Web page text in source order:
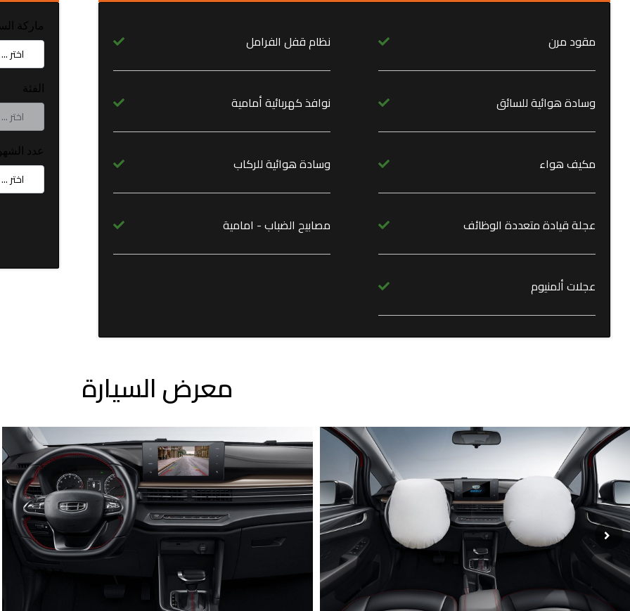
مقود مرن نظام قفل الفرامل
وسادة هوائية للسائق نوافذ كهربائية أمامية
مكيف هواء وسادة هوائية للركاب
عجلة قيادة متعددة الوظائف مصابيح الضباب - امامية
عجلات ألمنيوم
ماركة
الفئة
عدد
معرض السيارة